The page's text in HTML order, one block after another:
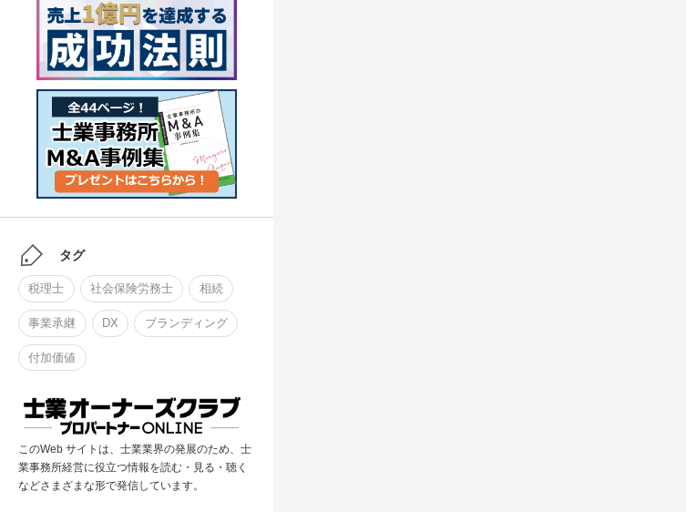
タグ
税理士 社会保険労務士 相続
事業承継 DX ブランディング
付加価値
このWeb サイトは、士業業界の発展のため、士
業事務所経営に役立つ情報を読む・見る・聴く
などさまざまな形で発信しています。